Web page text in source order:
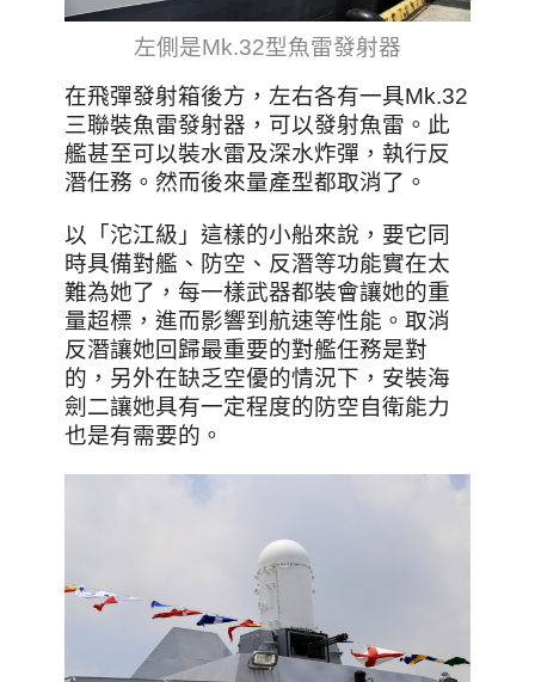
左側是Mk.32型魚雷發射器
在飛彈發射箱後方，左右各有一具Mk.32
三聯裝魚雷發射器，可以發射魚雷。此
艦甚至可以裝水雷及深水炸彈，執行反
潛任務。然而後來量產型都取消了。
以 「沱江級」這樣的小船來說，要它同
時具備對艦、防空、反潛等功能實在太
難為她了，每一樣武器都裝會讓她的重
量超標，進而影響到航速等性能。取消
反潛讓她回歸最重要的對艦任務是對
的，另外在缺乏空優的情況下，安裝海
劍二讓她具有一定程度的防空自衛能力
也是有需要的。